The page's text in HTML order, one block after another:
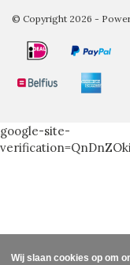
© Copyright 2026 -
google-site-
Wij slaan cookies op om